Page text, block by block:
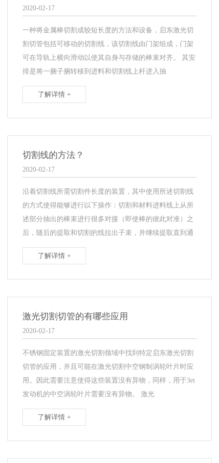
2020-02-17
一种将金属棒切割成较短长度的方法和设备，启东激光切
割切管包括可移动的切割线，该切割线由门架组成，门架
可在导轨上横向滑动以使其自身与存储的棒束对齐。 其安
排是将一捆子捆转移到进料和切割线上杆进入抽
了解详情 +
切割线的方法？
2020-02-17
沿着切割线所需切割件长度的装置，其中使用所述切割线
的方式使得能够进行以下操作：切割和材料进料线上从所
述部分抽出的棒束进行很多对接（即使棒的彼此对准）之
后，随后的提取和切割的线拉出子束，并继续提取直到通
了解详情 +
激光切割切管的有哪些应用
2020-02-17
不锈钢固定装置的激光切割领域中找到特定启东激光切割
切管的应用，并且可能在激光切割中空钢制涡轮叶片时应
用。因此需要注意使得这些装置没有异物，同样，用于3et
发动机的中空涡轮叶片需要没有异物。 激光
了解详情 +